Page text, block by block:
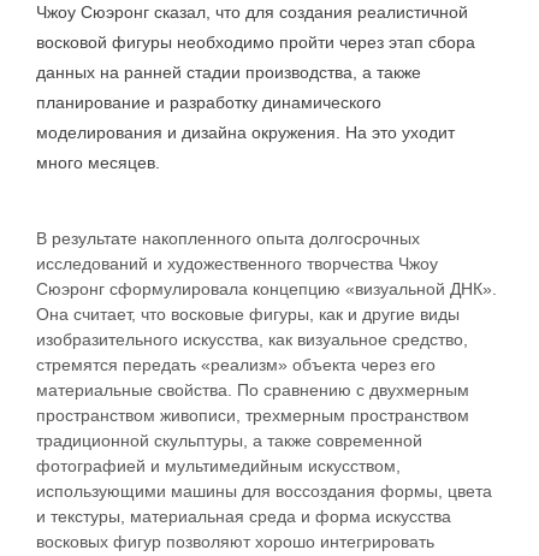
Чжоу Сюэронг сказал, что для создания реалистичной
восковой фигуры необходимо пройти через этап сбора
данных на ранней стадии производства, а также
планирование и разработку динамического
моделирования и дизайна окружения. На это уходит
много месяцев.
В результате накопленного опыта долгосрочных
исследований и художественного творчества Чжоу
Сюэронг сформулировала концепцию «визуальной ДНК».
Она считает, что восковые фигуры, как и другие виды
изобразительного искусства, как визуальное средство,
стремятся передать «реализм» объекта через его
материальные свойства. По сравнению с двухмерным
пространством живописи, трехмерным пространством
традиционной скульптуры, а также современной
фотографией и мультимедийным искусством,
использующими машины для воссоздания формы, цвета
и текстуры, материальная среда и форма искусства
восковых фигур позволяют хорошо интегрировать